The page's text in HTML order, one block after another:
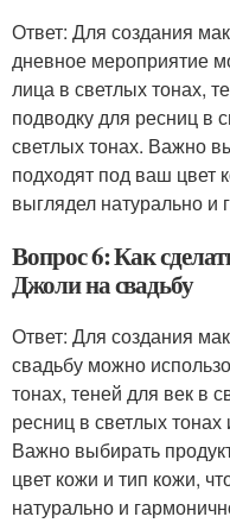
Ответ: Для создания
дневное мероприятие
лица в светлых тонах,
подводку для ресниц в
светлых тонах. Важно
подходят под ваш цвет
выглядел натурально и
Вопрос 6: Как
Джоли на свадьбу
Ответ: Для создания
свадьбу можно
тонах, теней для век в
ресниц в светлых тонах
Важно выбирать
цвет кожи и тип кожи,
натурально и